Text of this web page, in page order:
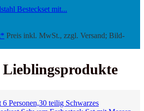
Besteckset mit...
Preis inkl. MwSt., zzgl. Versand; Bild-